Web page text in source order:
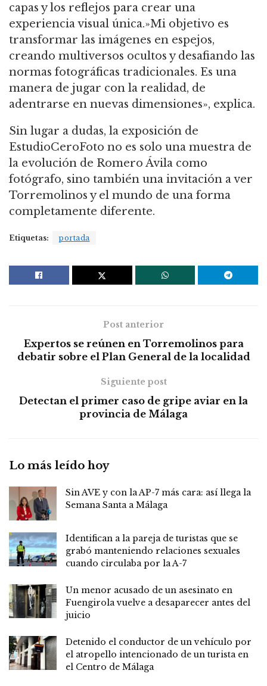
capas y los reflejos para crear una
experiencia visual única.»Mi objetivo es
transformar las imágenes en espejos,
creando multiversos ocultos y desafiando las
normas fotográficas tradicionales. Es una
manera de jugar con la realidad, de
adentrarse en nuevas dimensiones», explica.
Sin lugar a dudas, la exposición de
EstudioCeroFoto no es solo una muestra de
la evolución de Romero Ávila como
fotógrafo, sino también una invitación a ver
Torremolinos y el mundo de una forma
completamente diferente.
Etiquetas: portada
Post anterior
Expertos se reúnen en Torremolinos para
debatir sobre el Plan General de la localidad
Siguiente post
Detectan el primer caso de gripe aviar en la
provincia de Málaga
Lo más leído hoy
Sin AVE y con la AP-7 más cara: así llega la
Semana Santa a Málaga
Identifican a la pareja de turistas que se
grabó manteniendo relaciones sexuales
cuando circulaba por la A-7
Un menor acusado de un asesinato en
Fuengirola vuelve a desaparecer antes del
juicio
Detenido el conductor de un vehículo por
el atropello intencionado de un turista en
el Centro de Málaga